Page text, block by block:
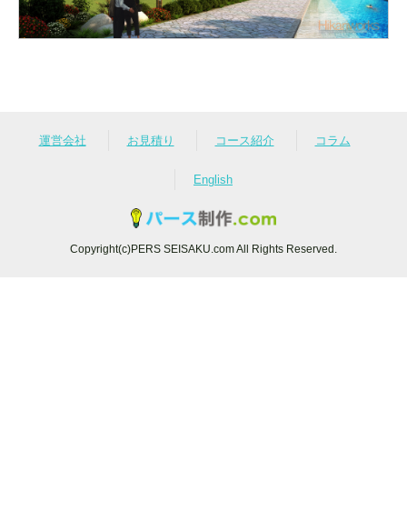
運営会社 お見積り コース紹介 コラム
English
Copyright(c)PERS SEISAKU.com All Rights Reserved.